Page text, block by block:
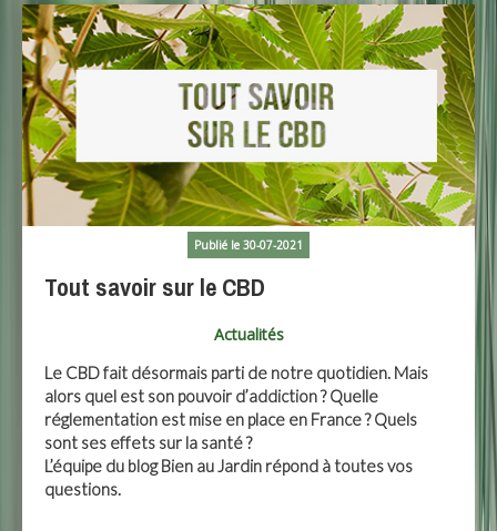
Publié le 30-07-2021
Tout savoir sur le CBD
Actualités
Le CBD fait désormais parti de notre quotidien. Mais
alors quel est son pouvoir d’addiction ? Quelle
réglementation est mise en place en France ? Quels
sont ses effets sur la santé ?
L’équipe du blog Bien au Jardin répond à toutes vos
questions.